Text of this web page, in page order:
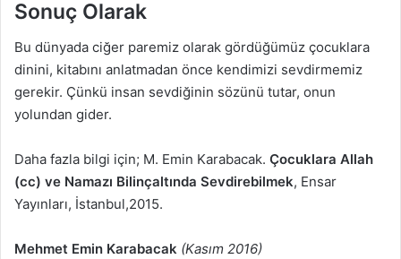
Sonuç Olarak
Bu dünyada ciğer paremiz olarak gördüğümüz çocuklara
dinini, kitabını anlatmadan önce kendimizi sevdirmemiz
gerekir. Çünkü insan sevdiğinin sözünü tutar, onun
yolundan gider.
Daha fazla bilgi için; M. Emin Karabacak. Çocuklara Allah
(cc) ve Namazı Bilinçaltında Sevdirebilmek, Ensar
Yayınları, İstanbul,2015.
Mehmet Emin Karabacak (Kasım 2016)